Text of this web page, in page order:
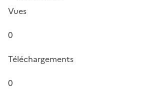
Vues
0
Téléchargements
0